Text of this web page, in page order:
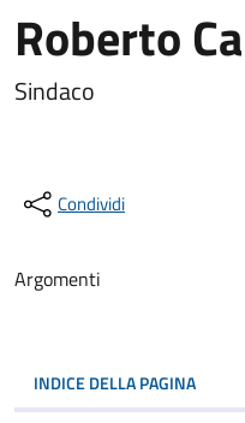
Roberto
Sindaco
Condividi
Argomenti
INDICE DELLA PAGINA